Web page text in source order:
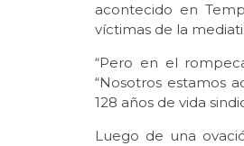
acontecido en
víctimas de la
“Pero en el
“Nosotros estamos
128 años de vida
Luego de una